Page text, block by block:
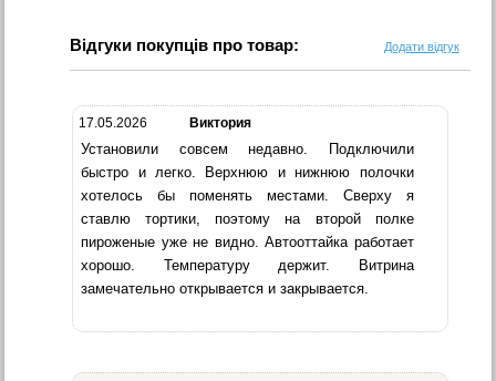
Відгуки покупців про товар: Додати відгук
17.05.2026 Виктория
Установили совсем недавно. Подключили
быстро и легко. Верхнюю и нижнюю полочки
хотелось бы поменять местами. Сверху я
ставлю тортики, поэтому на второй полке
пироженые уже не видно. Автооттайка работает
хорошо. Температуру держит. Витрина
замечательно открывается и закрывается.